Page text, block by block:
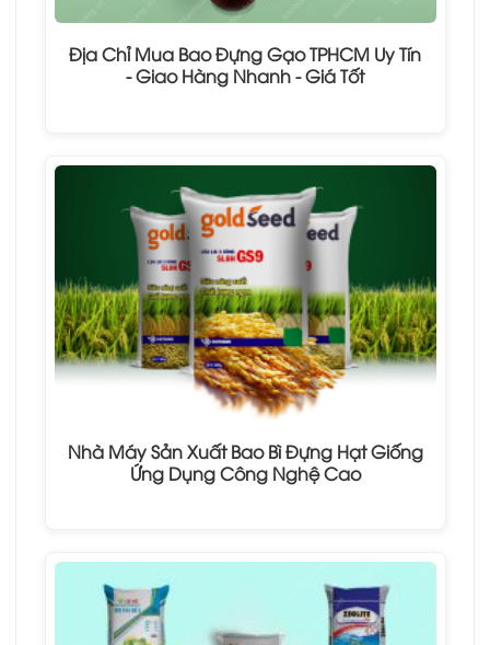
Địa Chỉ Mua Bao Đựng Gạo TPHCM Uy Tín
- Giao Hàng Nhanh - Giá Tốt
Nhà Máy Sản Xuất Bao Bì Đựng Hạt Giống
Ứng Dụng Công Nghệ Cao